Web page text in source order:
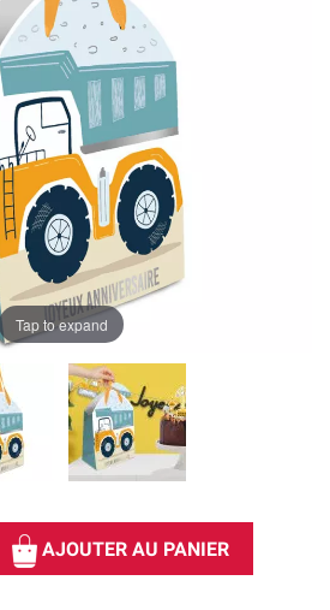
Tap to expand
AJOUTER AU PANIER